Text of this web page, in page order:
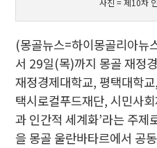
사진 = 제10차
(몽골뉴스=하이몽골리아
서 29일(목)까지 몽골 재정
재정경제대학교, 평택대학
택시로컬푸드재단, 시민사
과 인간적 세계화’라는 주
을 몽골 울란바타르에서 공